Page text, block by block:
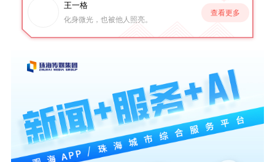
王一格
化身微光，也被他人照亮。
查看更多